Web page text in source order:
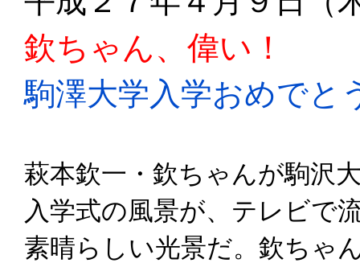
欽ちゃん、偉い！
駒澤大学入学おめでと
萩本欽一・欽ちゃんが駒沢
入学式の風景が、テレビで
素晴らしい光景だ。欽ちゃ